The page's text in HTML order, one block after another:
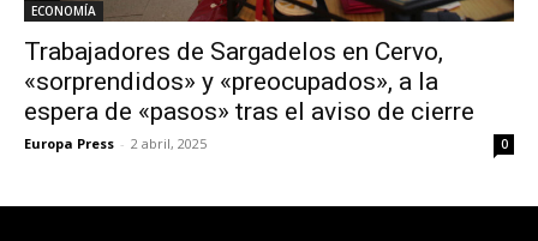
ECONOMÍA
Trabajadores de Sargadelos en Cervo,
«sorprendidos» y «preocupados», a la
espera de «pasos» tras el aviso de cierre
Europa Press - 2 abril, 2025 0